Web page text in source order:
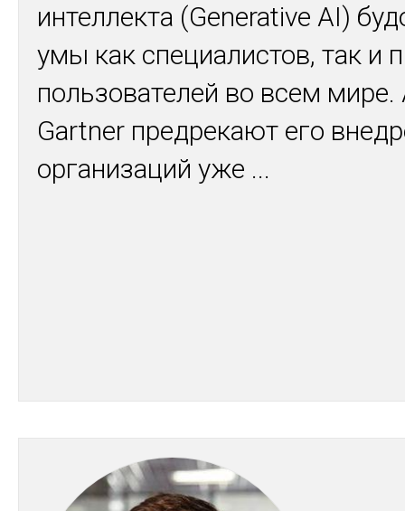
интеллекта (Generative AI)
умы как специалистов, так и
пользователей во всем мире.
Gartner предрекают его
организаций уже ...